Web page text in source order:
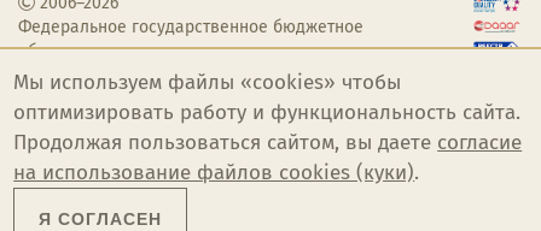
Федеральное государственное бюджетное
образовательное учреждение высшего
образования «Челябинский государственный
институт культуры»
Мы используем файлы «cookies» чтобы
оптимизировать работу и функциональность сайта.
Продолжая пользоваться сайтом, вы даете согласие
на использование файлов cookies (куки).
Я СОГЛАСЕН